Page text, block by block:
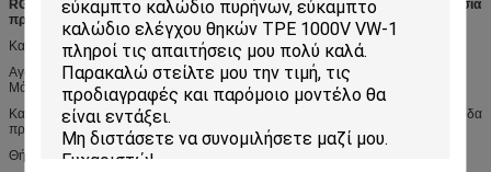
RG174/U ομοαξονικό καλώδιο, μετάδοση μεγάλων σημάτων, καλή ιδιοκτησία
προστατευτικών καλυμμάτων
Κατασκευή
Αγωγός: ασημωμένος καλυμμένος χαλκός
Μόνωση: FEP
Καλυμμένος: Διαμήκης κονσερβοποιημένη ή γυμνής χαλκού καλωδίων πλεξούδα
προστατευτικών καλυμμάτων Al-Mylar,
Θήκη: PVC